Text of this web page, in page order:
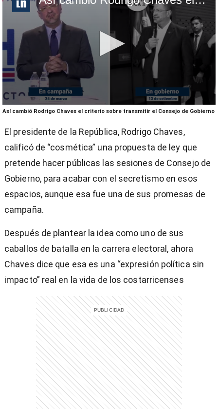
0
seconds
1
minute,
35
Así cambió Rodrigo Chaves el criterio sobre transmitir el Consejo de Gobierno
El presidente de la República, Rodrigo Chaves,
calificó de “cosmética” una propuesta de ley que
pretende hacer públicas las sesiones de Consejo de
Gobierno, para acabar con el secretismo en esos
espacios, aunque esa fue una de sus promesas de
campaña.
Después de plantear la idea como uno de sus
caballos de batalla en la carrera electoral, ahora
Chaves dice que esa es una “expresión política sin
impacto” real en la vida de los costarricenses